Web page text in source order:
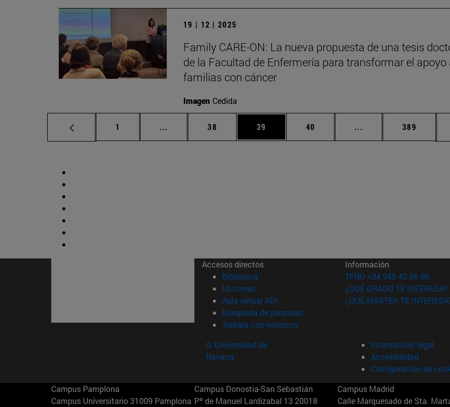
19 | 12 | 2025
Family CARE-ON: La nueva propuesta de una tesis
de la Facultad de Enfermería para transformar el apoyo
familias con cáncer
Imagen Cedida
Página
1 ... Páginas intermedias Use TAB para desplazarse.
Página
38 Página
39 Página
40 ... Páginas intermedias
Página
389
Accesos directos
Biblioteca (abre en nueva ventana)
Mi correo(abre en nueva ventana)
Aula virtual ADI (abre en nueva ventana)
Búsqueda de personas(abre en nueva ventana)
Trabaja con nosotros(abre en nueva ventana)
Información
TFNO +34 948 42 56 00
¿QUÉ GRADO TE INTERESA?
¿QUÉ MÁSTER TE
© Universidad de
Navarra
Información legal
Accesibilidad
Configuración de
Campus Pamplona
Campus Universitario 31009 Pamplona
Campus Donostia-San Sebastián
Pº de Manuel Lardizabal 13 20018
Campus Madrid
Calle Marquesado de Sta.